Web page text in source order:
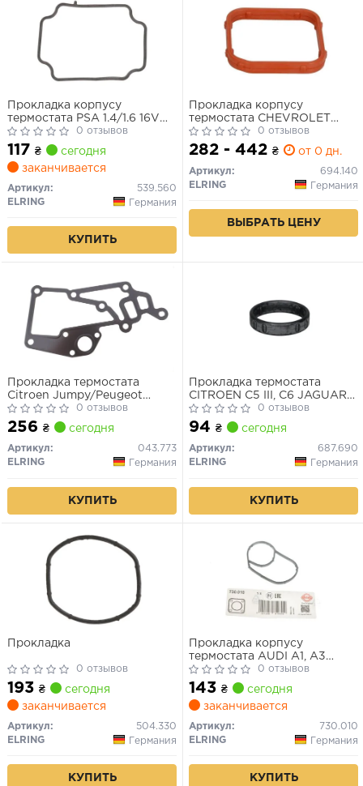
Прокладка корпусу
термостата PSA 1.4/1.6 16V
EC5/ET3J4/TU5JP4 (вир-во
Elring)
0 отзывов
117 ₴
сегодня
заканчивается
Артикул:
539.560
ELRING
Германия
КУПИТЬ
Прокладка корпусу
термостата CHEVROLET
AVEO, AVEO / KALOS,
CRUZE, ORLANDO, TRAX
OPEL ASTRA H, ASTRA H
CLASSIC, ASTRA J, ASTRA J
GTC, CORSA D, CORSA E,
MOKKA X 1.4-1.8LPG 07.05-
0 отзывов
282 - 442 ₴ от 0 дн.
Артикул:
694.140
ELRING
Германия
ВЫБРАТЬ ЦЕНУ
Прокладка термостата
Citroen Jumpy/Peugeot
Expert 2.0i 00-06
0 отзывов
256 ₴ сегодня
Артикул:
043.773
ELRING
Германия
КУПИТЬ
Прокладка термостата
CITROEN C5 III, C6 JAGUAR
F-PACE, S-TYPE II, XF I, XF II,
XF SPORTBRAKE, XJ LAND
ROVER DISCOVERY III,
DISCOVERY IV, DISCOVERY
V, RANGE ROVER IV
0 отзывов
94 ₴ сегодня
Артикул:
687.690
ELRING
Германия
КУПИТЬ
Прокладка
0 отзывов
193 ₴
сегодня
заканчивается
Артикул:
504.330
ELRING
Германия
КУПИТЬ
Прокладка корпусу
термостата AUDI A1, A3
SEAT ALHAMBRA, IBIZA IV,
IBIZA IV SC, IBIZA IV ST,
TOLEDO IV SKODA FABIA II,
OCTAVIA II, RAPID,
ROOMSTER VW BEETLE, CC
B7, EOS 1.4/1.6 02.02-05.22
0 отзывов
143 ₴
сегодня
заканчивается
Артикул:
730.010
ELRING
Германия
КУПИТЬ